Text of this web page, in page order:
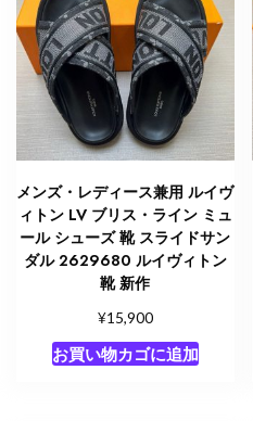
メンズ・レディース兼用 ルイヴ
ィトン LV ブリス・ライン ミュ
ール シューズ 靴 スライドサン
ダル 2629680 ルイヴィトン
靴 新作
¥15,900
お買い物カゴに追加